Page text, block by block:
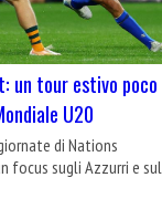
un tour estivo poco
U20
di Nations
focus sugli Azzurri e sul